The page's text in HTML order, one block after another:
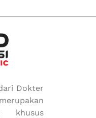
Dokter
khusus